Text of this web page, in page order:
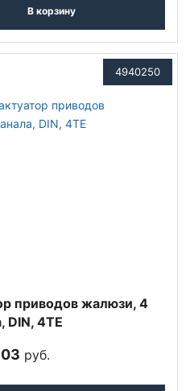
В корзину
4940250
приводов жалюзи, 4
DIN, 4TE
руб.